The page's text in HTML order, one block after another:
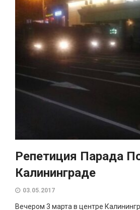
Репетиция Парада
Калининграде
03.05.2017
Вечером 3 марта в центре